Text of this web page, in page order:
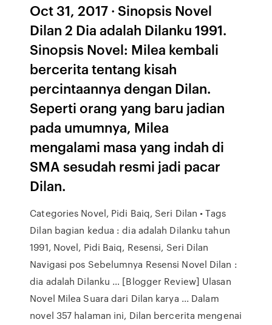
Oct 31, 2017 · Sinopsis Novel
Dilan 2 Dia adalah Dilanku 1991.
Sinopsis Novel: Milea kembali
bercerita tentang kisah
percintaannya dengan Dilan.
Seperti orang yang baru jadian
pada umumnya, Milea
mengalami masa yang indah di
SMA sesudah resmi jadi pacar
Dilan.
Categories Novel, Pidi Baiq, Seri Dilan • Tags
Dilan bagian kedua : dia adalah Dilanku tahun
1991, Novel, Pidi Baiq, Resensi, Seri Dilan
Navigasi pos Sebelumnya Resensi Novel Dilan :
dia adalah Dilanku … [Blogger Review] Ulasan
Novel Milea Suara dari Dilan karya ... Dalam
novel 357 halaman ini, Dilan bercerita mengenai